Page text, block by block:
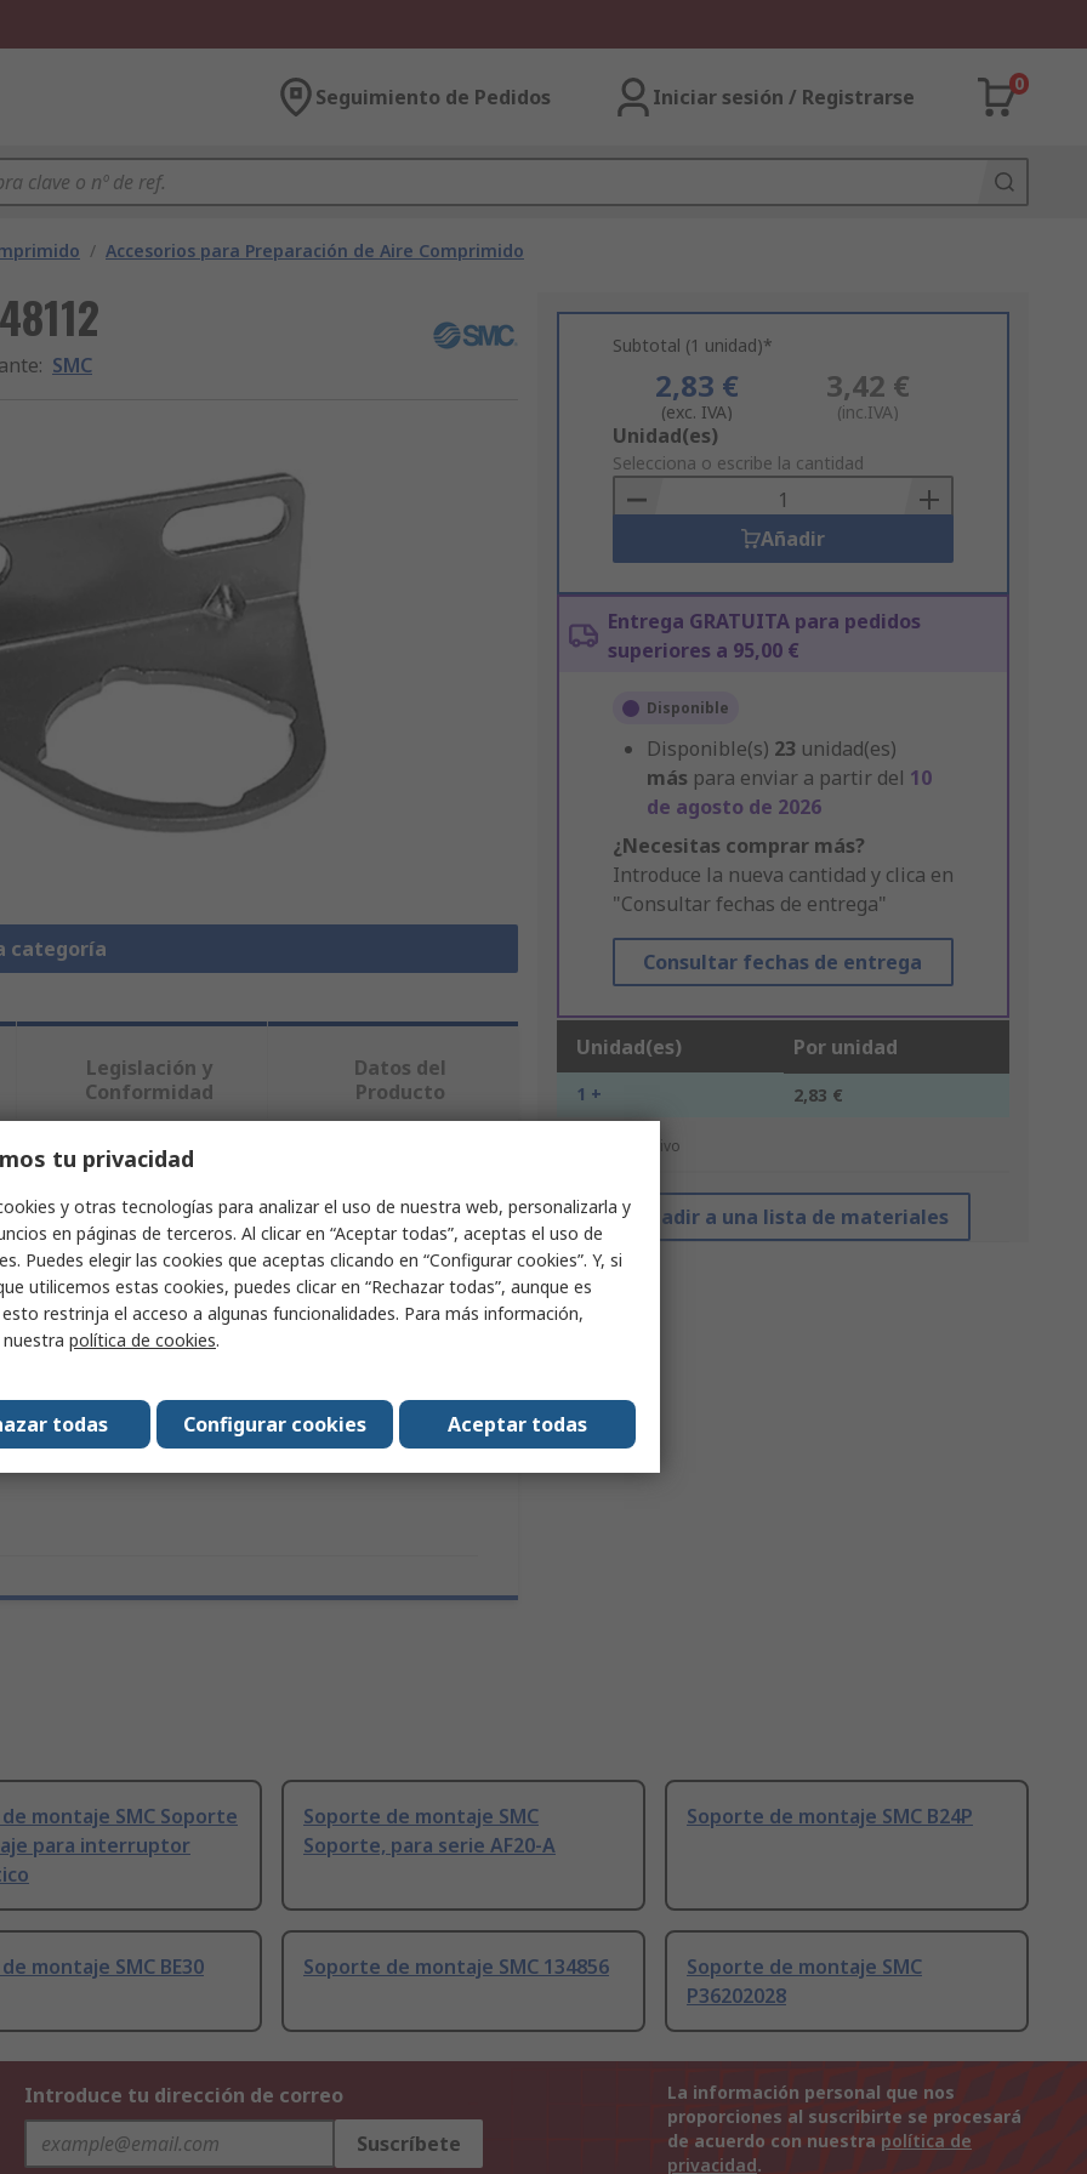
Seguimiento de Pedidos Iniciar sesión / Registrarse
0
/ Accesorios para Preparación de Aire Comprimido
: SMC
categoría
Subtotal (1 unidad)*
2,83 €
(exc. IVA)
3,42 €
(inc.IVA)
Add
to
Basket
Unidad(es)
Selecciona o escribe la cantidad
Añadir
Entrega GRATUITA para pedidos
superiores a 95,00 €
Disponible
Disponible(s) 23 unidad(es)
más para enviar a partir del 10
de agosto de 2026
¿Necesitas comprar más?
Introduce la nueva cantidad y clica en
"Consultar fechas de entrega"
Consultar fechas de entrega
Unidad(es) Por unidad
1 + 2,83 €
*precio indicativo
Añadir a una lista de materiales
Legislación y
Conformidad
Datos del
Producto
uno o varios atributos.
Valor
SMC
y estándares
Soporte de montaje
montaje SMC Soporte
para interruptor
Soporte de montaje SMC
Soporte, para serie AF20-A
Soporte de montaje SMC B24P
montaje SMC BE30 Soporte de montaje SMC 134856
Soporte de montaje SMC
P36202028
Introduce tu dirección de correo
Suscríbete
La información personal que nos
proporciones al suscribirte se procesará
de acuerdo con nuestra política de
privacidad.
tu privacidad
y otras tecnologías para analizar el uso de nuestra web, personalizarla y
en páginas de terceros. Al clicar en “Aceptar todas”, aceptas el uso de
Puedes elegir las cookies que aceptas clicando en “Configurar cookies”. Y, si
utilicemos estas cookies, puedes clicar en “Rechazar todas”, aunque es
restrinja el acceso a algunas funcionalidades. Para más información,
política de cookies.
Aceptar todas
Configurar cookies
todas